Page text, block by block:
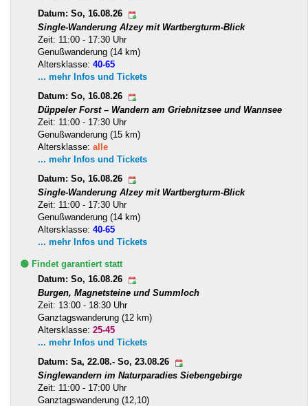
Datum: So, 16.08.26
Single-Wanderung Alzey mit Wartbergturm-Blick
Zeit: 11:00 - 17:30 Uhr
Genußwanderung (14 km)
Altersklasse: 40-65
... mehr Infos und Tickets
Datum: So, 16.08.26
Düppeler Forst – Wandern am Griebnitzsee und Wannsee
Zeit: 11:00 - 17:30 Uhr
Genußwanderung (15 km)
Altersklasse: alle
... mehr Infos und Tickets
Datum: So, 16.08.26
Single-Wanderung Alzey mit Wartbergturm-Blick
Zeit: 11:00 - 17:30 Uhr
Genußwanderung (14 km)
Altersklasse: 40-65
... mehr Infos und Tickets
🟢 Findet garantiert statt
Datum: So, 16.08.26
Burgen, Magnetsteine und Summloch
Zeit: 13:00 - 18:30 Uhr
Ganztagswanderung (12 km)
Altersklasse: 25-45
... mehr Infos und Tickets
Datum: Sa, 22.08.- So, 23.08.26
Singlewandern im Naturparadies Siebengebirge
Zeit: 11:00 - 17:00 Uhr
Ganztagswanderung (12,10)